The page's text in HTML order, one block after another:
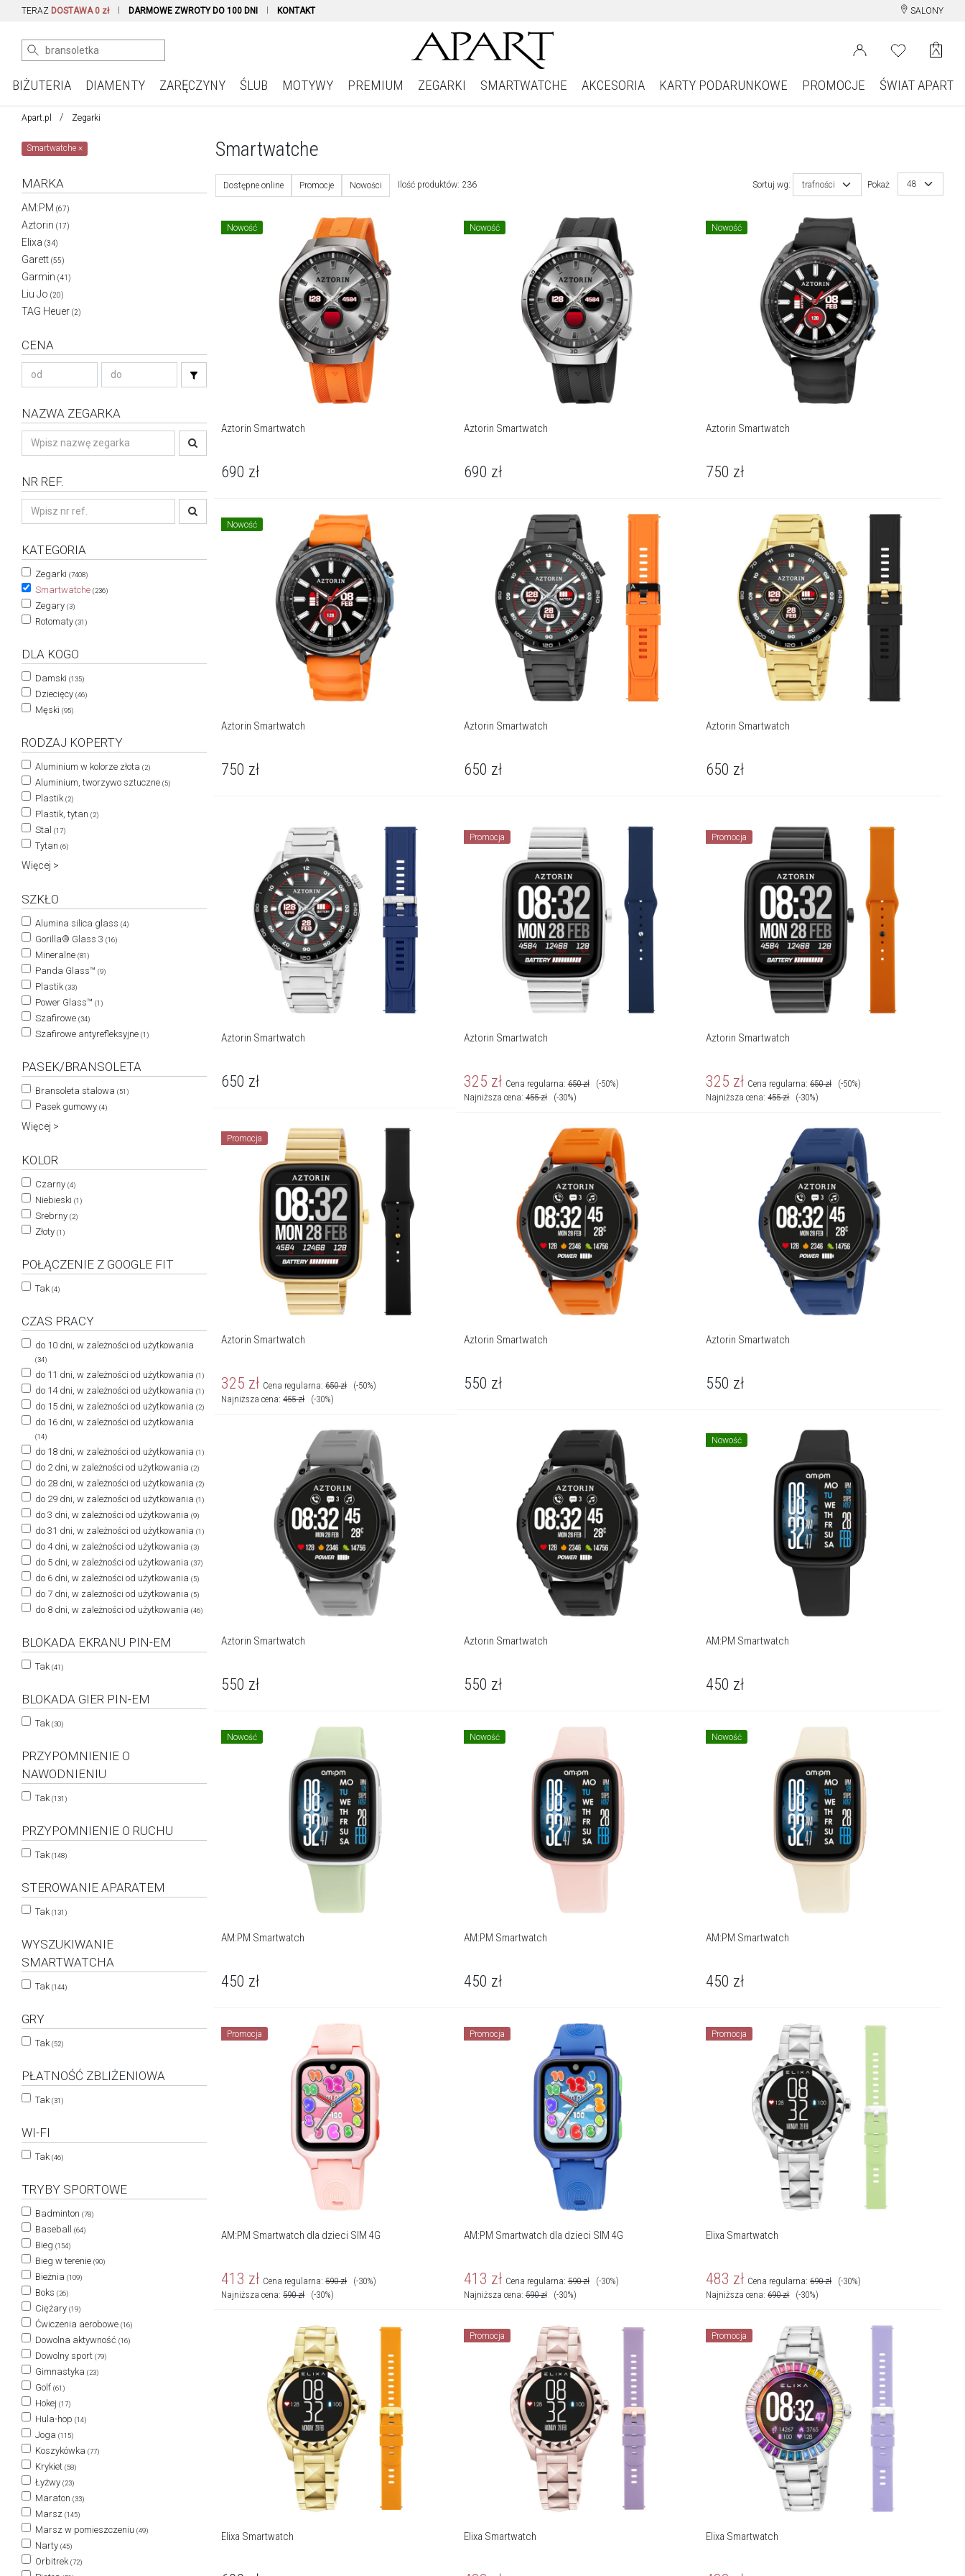
TERAZ DOSTAWA 0 zł DARMOWE ZWROTY DO 100 DNI KONTAKT SALONY
BIŻUTERIA DIAMENTY ZARĘCZYNY ŚLUB MOTYWY PREMIUM ZEGARKI SMARTWATCHE AKCESORIA KARTY PODARUNKOWE PROMOCJE ŚWIAT APART
Apart.pl Zegarki
Smartwatche×
MARKA
AM:PM (67)
Aztorin (17)
Elixa (34)
Garett (55)
Garmin (41)
Liu Jo (20)
TAG Heuer (2)
CENA
NAZWA ZEGARKA
NR REF.
KATEGORIA
Zegarki (7408)
Smartwatche (236)
Zegary (3)
Rotomaty (31)
DLA KOGO
Damski (135)
Dziecięcy (46)
Męski (95)
RODZAJ KOPERTY
Aluminium w kolorze złota (2)
Aluminium, tworzywo sztuczne (5)
Plastik (2)
Plastik, tytan (2)
Stal (17)
Tytan (6)
Więcej >
SZKŁO
Alumina silica glass (4)
Gorilla® Glass 3 (16)
Mineralne (81)
Panda Glass™ (9)
Plastik (33)
Power Glass™ (1)
Szafirowe (34)
Szafirowe antyrefleksyjne (1)
PASEK/BRANSOLETA
Bransoleta stalowa (51)
Pasek gumowy (4)
Więcej >
KOLOR
Czarny (4)
Niebieski (1)
Srebrny (2)
Złoty (1)
POŁĄCZENIE Z GOOGLE FIT
Tak (4)
CZAS PRACY
do 10 dni, w zależności od użytkowania
(34)
do 11 dni, w zależności od użytkowania (1)
do 14 dni, w zależności od użytkowania (1)
do 15 dni, w zależności od użytkowania (2)
do 16 dni, w zależności od użytkowania
(14)
do 18 dni, w zależności od użytkowania (1)
do 2 dni, w zależności od użytkowania (2)
do 28 dni, w zależności od użytkowania (2)
do 29 dni, w zależności od użytkowania (1)
do 3 dni, w zależności od użytkowania (9)
do 31 dni, w zależności od użytkowania (1)
do 4 dni, w zależności od użytkowania (3)
do 5 dni, w zależności od użytkowania (37)
do 6 dni, w zależności od użytkowania (5)
do 7 dni, w zależności od użytkowania (5)
do 8 dni, w zależności od użytkowania (46)
BLOKADA EKRANU PIN-EM
Tak (41)
BLOKADA GIER PIN-EM
Tak (30)
PRZYPOMNIENIE O
NAWODNIENIU
Tak (131)
PRZYPOMNIENIE O RUCHU
Tak (148)
STEROWANIE APARATEM
Tak (131)
WYSZUKIWANIE
SMARTWATCHA
Tak (144)
GRY
Tak (52)
PŁATNOŚĆ ZBLIŻENIOWA
Tak (31)
WI-FI
Tak (46)
TRYBY SPORTOWE
Badminton (78)
Baseball (64)
Bieg (154)
Bieg w terenie (90)
Bieżnia (109)
Boks (26)
Ciężary (19)
Ćwiczenia aerobowe (16)
Dowolna aktywność (16)
Dowolny sport (79)
Gimnastyka (23)
Golf (61)
Hokej (17)
Hula-hop (14)
Joga (115)
Koszykówka (77)
Krykiet (58)
Łyżwy (23)
Maraton (33)
Marsz (145)
Marsz w pomieszczeniu (49)
Narty (45)
Orbitrek (72)
Smartwatche
Sortuj wg: trafności Pokaż 48
Dostępne online Promocje Nowości Ilość produktów: 236
Nowość
Aztorin Smartwatch
690 zł
Nowość
Aztorin Smartwatch
690 zł
Nowość
Aztorin Smartwatch
750 zł
Nowość
Aztorin Smartwatch
750 zł
Aztorin Smartwatch
650 zł
Aztorin Smartwatch
650 zł
Aztorin Smartwatch
650 zł
Promocja
Aztorin Smartwatch
325 zł Cena regularna:650 zł
(-50%)
Najniższa cena:455 zł (-30%)
Promocja
Aztorin Smartwatch
325 zł Cena regularna:650 zł
(-50%)
Najniższa cena:455 zł (-30%)
Promocja
Aztorin Smartwatch
325 zł Cena regularna:650 zł
(-50%)
Najniższa cena:455 zł (-30%)
Aztorin Smartwatch
550 zł
Aztorin Smartwatch
550 zł
Aztorin Smartwatch
550 zł
Aztorin Smartwatch
550 zł
Nowość
AM:PM Smartwatch
450 zł
Nowość
AM:PM Smartwatch
450 zł
Nowość
AM:PM Smartwatch
450 zł
Nowość
AM:PM Smartwatch
450 zł
Promocja
AM:PM Smartwatch dla dzieci SIM 4G
413 zł Cena regularna:590 zł
(-30%)
Najniższa cena:590 zł (-30%)
Promocja
AM:PM Smartwatch dla dzieci SIM 4G
413 zł Cena regularna:590 zł
(-30%)
Najniższa cena:590 zł (-30%)
Promocja
Elixa Smartwatch
483 zł Cena regularna:690 zł
(-30%)
Najniższa cena:690 zł (-30%)
Elixa Smartwatch
Promocja
Elixa Smartwatch
Promocja
Elixa Smartwatch